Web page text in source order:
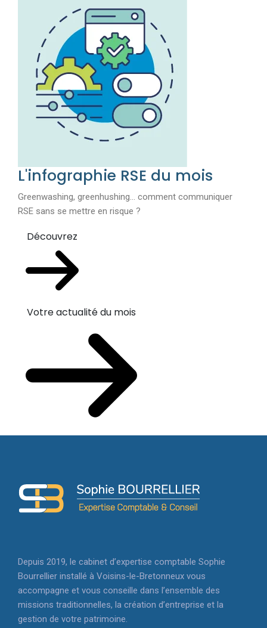
L'infographie RSE du mois
Greenwashing, greenhushing… comment communiquer
RSE sans se mettre en risque ?
Découvrez
Votre actualité du mois
Depuis 2019, le cabinet d’expertise comptable Sophie
Bourrellier installé à Voisins-le-Bretonneux vous
accompagne et vous conseille dans l’ensemble des
missions traditionnelles, la création d’entreprise et la
gestion de votre patrimoine.